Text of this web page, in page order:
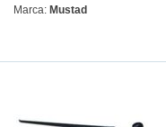
Marca: Mustad